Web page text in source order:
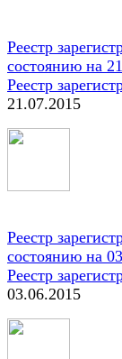
Реестр
состоянию на
Реестр
21.07.2015
Реестр
состоянию на
Реестр
03.06.2015